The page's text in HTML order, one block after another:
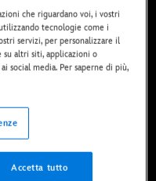
DVD, Blu-Ray e
che riguardano voi, i vostri
tecnologie come i
servizi, per personalizzare il
altri siti, applicazioni o
social media. Per saperne di più,
Accetta tutto